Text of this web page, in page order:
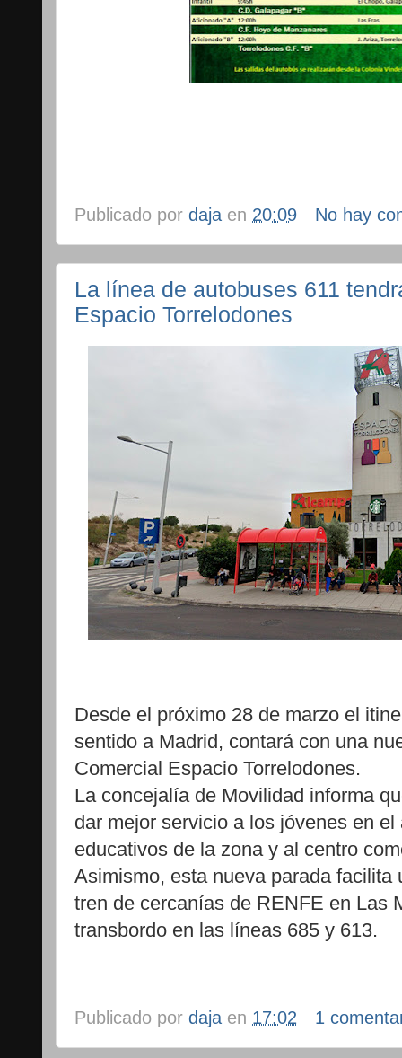
Publicado por daja en 20:09 No hay
La línea de autobuses 611
Espacio Torrelodones
Desde el próximo 28 de marzo el
sentido a Madrid, contará con una
Comercial Espacio Torrelodones.
La concejalía de Movilidad informa
dar mejor servicio a los jóvenes en
educativos de la zona y al centro
Asimismo, esta nueva parada facilita
tren de cercanías de RENFE en Las
transbordo en las líneas 685 y 613.
Publicado por daja en 17:02 1